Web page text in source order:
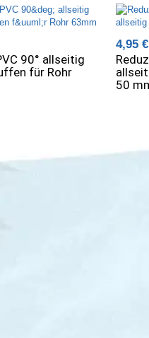
90° allseitig
für Rohr
50
4,95 €